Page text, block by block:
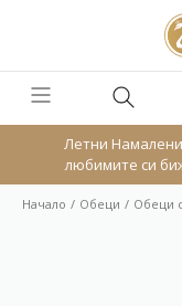
Летни
любимите си
Начало Обeци Обеци